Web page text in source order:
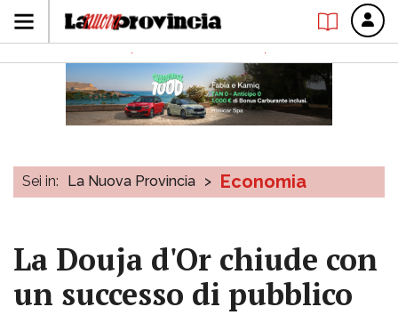
Sei in: La Nuova Provincia > Economia
La Douja d'Or chiude con
un successo di pubblico